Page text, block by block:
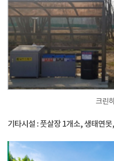
크린
기타시설 : 풋살장 1개소, 생태연